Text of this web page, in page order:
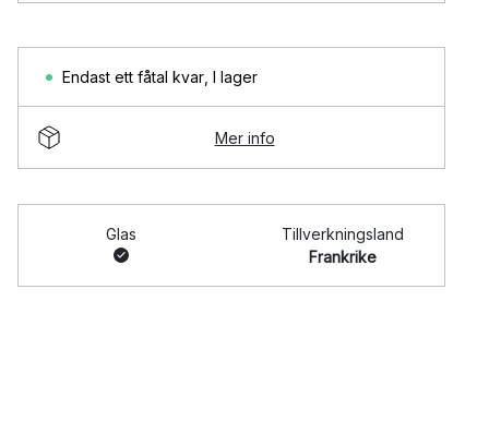
Endast ett fåtal kvar I lager
Mer info
Glas
Tillverkningsland
Frankrike